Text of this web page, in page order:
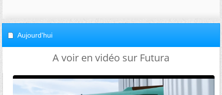
Aujourd'hui
A voir en vidéo sur Futura